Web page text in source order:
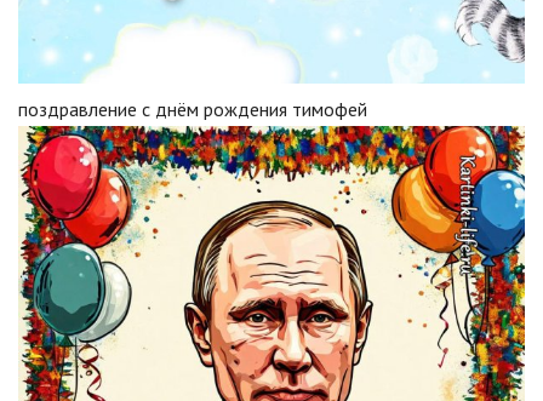
поздравление с днём рождения тимофей